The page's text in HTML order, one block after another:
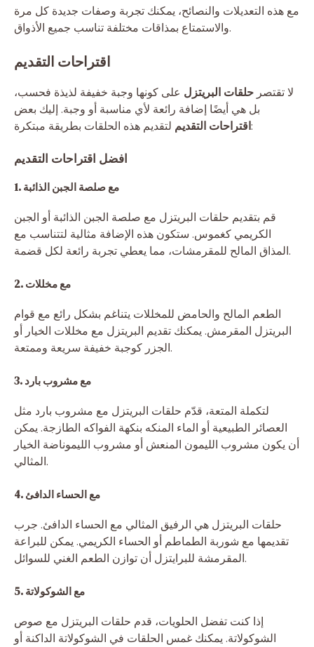
مع هذه التعديلات والنصائح، يمكنك تجربة وصفات جديدة كل مرة
والاستمتاع بمذاقات مختلفة تناسب جميع الأذواق.
اقتراحات التقديم
لا تقتصر حلقات البريتزل على كونها وجبة خفيفة لذيذة فحسب،
بل هي أيضًا إضافة رائعة لأي مناسبة أو وجبة. إليك بعض
اقتراحات التقديملتقديم هذه الحلقات بطريقة مبتكرة:
افضل اقتراحات التقديم
1. مع صلصة الجبن الذائبة
قم بتقديم حلقات البريتزل مع صلصة الجبن الذائبة أو الجبن
الكريمي كغموس. ستكون هذه الإضافة مثالية لتتناسب مع
المذاق المالح للمقرمشات، مما يعطي تجربة رائعة لكل قضمة.
2. مع مخللات
الطعم المالح والحامض للمخللات يتناغم بشكل رائع مع قوام
البريتزل المقرمش. يمكنك تقديم البريتزل مع مخللات الخيار أو
الجزر كوجبة خفيفة سريعة وممتعة.
3. مع مشروب بارد
لتكملة المتعة، قدّم حلقات البريتزل مع مشروب بارد مثل
العصائر الطبيعية أو الماء المنكه بنكهة الفواكه الطازجة. يمكن
أن يكون مشروب الليمون المنعش أو مشروب الليموناضة الخيار
المثالي.
4. مع الحساء الدافئ
حلقات البريتزل هي الرفيق المثالي مع الحساء الدافئ. جرب
تقديمها مع شوربة الطماطم أو الحساء الكريمي. يمكن للبراعة
المقرمشة للبرايتزل أن توازن الطعم الغني للسوائل.
5. مع الشوكولاتة
إذا كنت تفضل الحلويات، قدم حلقات البريتزل مع صوص
الشوكولاتة. يمكنك غمس الحلقات في الشوكولاتة الداكنة أو